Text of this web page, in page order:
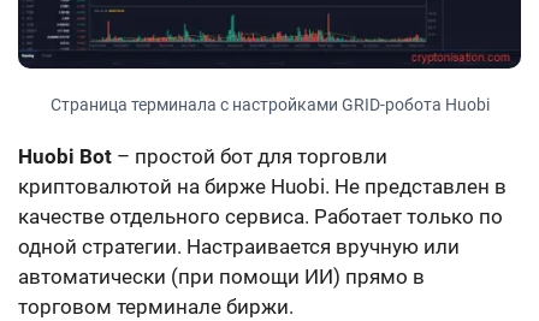
Страница терминала с настройками GRID-робота Huobi
Huobi Bot – простой бот для торговли
криптовалютой на бирже Huobi. Не представлен в
качестве отдельного сервиса. Работает только по
одной стратегии. Настраивается вручную или
автоматически (при помощи ИИ) прямо в
торговом терминале биржи.